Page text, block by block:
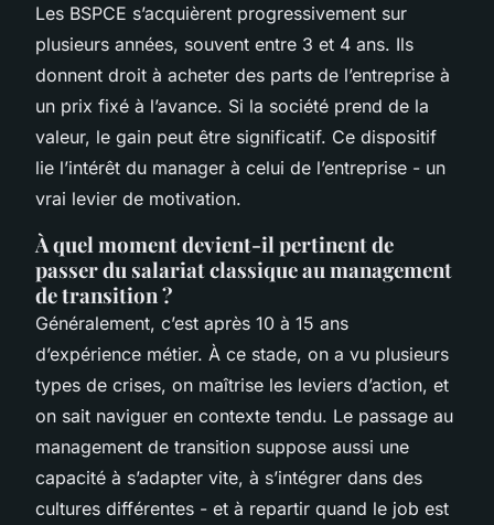
Les BSPCE s’acquièrent progressivement sur
plusieurs années, souvent entre 3 et 4 ans. Ils
donnent droit à acheter des parts de l’entreprise à
un prix fixé à l’avance. Si la société prend de la
valeur, le gain peut être significatif. Ce dispositif
lie l’intérêt du manager à celui de l’entreprise - un
vrai levier de motivation.
À quel moment devient-il pertinent de
passer du salariat classique au management
de transition ?
Généralement, c’est après 10 à 15 ans
d’expérience métier. À ce stade, on a vu plusieurs
types de crises, on maîtrise les leviers d’action, et
on sait naviguer en contexte tendu. Le passage au
management de transition suppose aussi une
capacité à s’adapter vite, à s’intégrer dans des
cultures différentes - et à repartir quand le job est